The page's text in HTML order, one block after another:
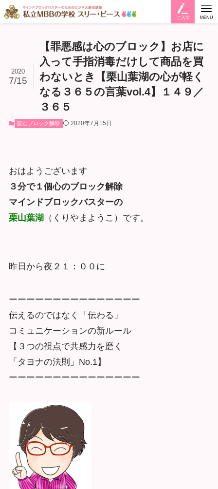
ご入学 MENU
【罪悪感は心のブロック】お店に
入って手指消毒だけして商品を買
わないとき【栗山葉湖の心が軽く
なる３６５の言葉vol.4】１４９／
３６５
2020
7/15
読むブロック解除 2020年7月15日
おはようございます
３分で１個心のブロック解除
マインドブロックバスターの
栗山葉湖 （くりやまようこ）です。
昨日から夜２１：００に
ーーーーーーーーーーーーーーー
伝えるのではなく「伝わる」
コミュニケーションの新ルール
【３つの視点で共感力を磨く
「タヨナの法則」No.1】
ーーーーーーーーーーーーーーー